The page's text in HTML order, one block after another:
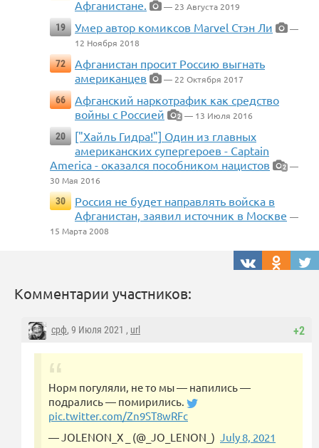
Афганистане.
— 23 Августа 2019
19
Умер автор комиксов Marvel Стэн Ли
—
12 Ноября 2018
72
Афганистан просит Россию выгнать
американцев
— 22 Октября 2017
66
Афганский наркотрафик как средство
войны с Россией
2 — 13 Июля 2016
20
["Хайль Гидра!"] Один из главных
американских супергероев - Captain
America - оказался пособником нацистов
2 —
30 Мая 2016
30
Россия не будет направлять войска в
Афганистан, заявил источник в Москве —
15 Марта 2008
Комментарии участников:
+2
срф, 9 Июля 2021 , url
Норм погуляли, не то мы — напились —
подрались — помирились.
pic.twitter.com/Zn9ST8wRFc
— JOLENON_X _ (@_JO_LENON_) July 8, 2021